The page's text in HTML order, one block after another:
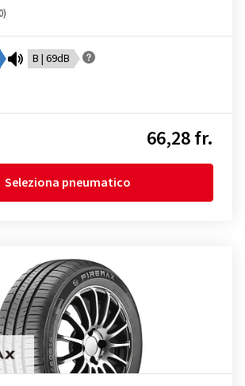
B | 69dB
66,28 fr.
Seleziona pneumatico